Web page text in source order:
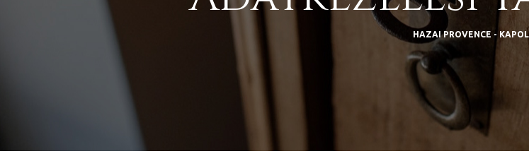
HAZAI PROVENCE -